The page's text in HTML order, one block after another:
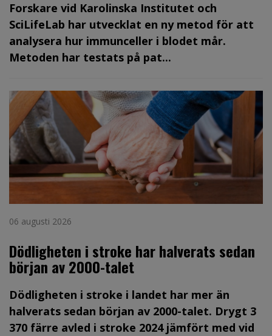
Forskare vid Karolinska Institutet och
SciLifeLab har utvecklat en ny metod för att
analysera hur immunceller i blodet mår.
Metoden har testats på pat...
06 augusti 2026
Dödligheten i stroke har halverats sedan
början av 2000-talet
Dödligheten i stroke i landet har mer än
halverats sedan början av 2000-talet. Drygt 3
370 färre avled i stroke 2024 jämfört med vid